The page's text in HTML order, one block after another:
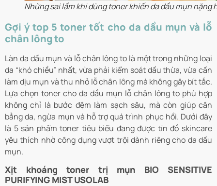
Những sai lầm khi dùng toner khiến da dầu mụn nặng
Gợi ý top 5 toner tốt cho da dầu mụn và lỗ
chân lông to
Làn da dầu mụn và lỗ chân lông to là một trong những loại
da “khó chiều” nhất, vừa phải kiểm soát dầu thừa, vừa cần
làm dịu mụn và thu nhỏ lỗ chân lông mà không gây bít tắc.
Lựa chọn toner cho da dầu mụn lỗ chân lông to phù hợp
không chỉ là bước đệm làm sạch sâu, mà còn giúp cân
bằng da, ngừa mụn và hỗ trợ quá trình phục hồi. Dưới đây
là 5 sản phẩm toner tiêu biểu đang được tín đồ skincare
yêu thích nhờ công dụng vượt trội dành riêng cho da dầu
mụn.
Xịt khoáng toner trị mụn BIO SENSITIVE
PURIFYING MIST USOLAB